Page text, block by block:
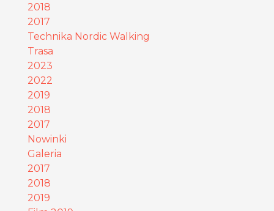
2018
2017
Technika Nordic Walking
Trasa
2023
2022
2019
2018
2017
Nowinki
Galeria
2017
2018
2019